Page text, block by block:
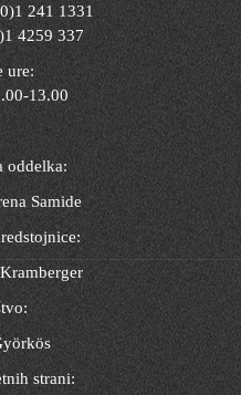
241 1331
4259 337
ure:
13.00
oddelka:
Samide
strani: